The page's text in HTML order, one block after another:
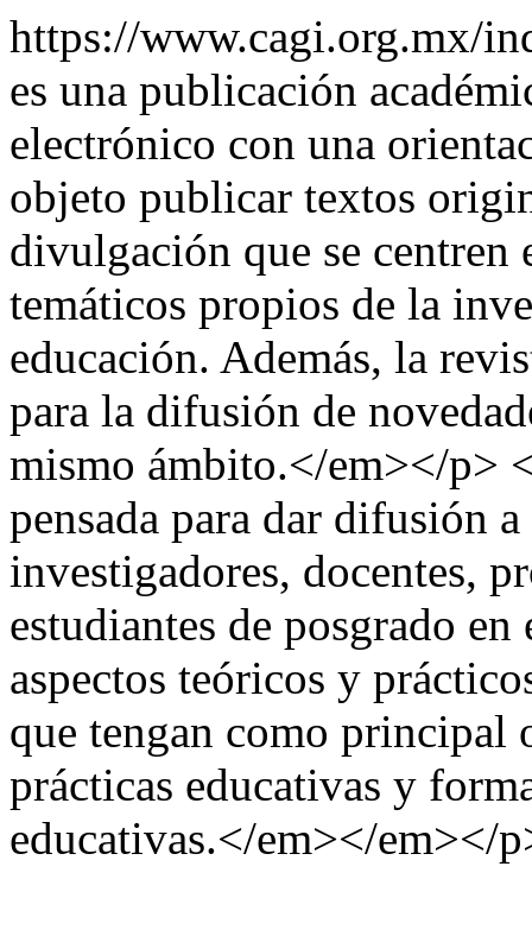
https://www.cagi.org.mx/
es una publicación
electrónico con una
objeto publicar textos
divulgación que se
temáticos propios de la
educación. Además, la
para la difusión de
mismo ámbito.</em></p>
pensada para dar difusión
investigadores, docentes,
estudiantes de posgrado
aspectos teóricos y
que tengan como principal
prácticas educativas y
educativas.</em></em></